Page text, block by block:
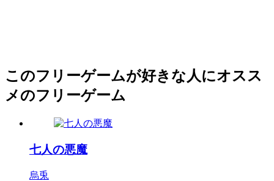
このフリーゲームが好きな人にオスス
メのフリーゲーム
七人の悪魔
烏兎